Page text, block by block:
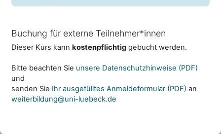
Buchung für externe Teilnehmer*innen
Dieser Kurs kann kostenpflichtig gebucht werden.
Bitte beachten Sie unsere Datenschutzhinweise (PDF)
und
senden Sie Ihr ausgefülltes Anmeldeformular (PDF) an
weiterbildung@uni-luebeck.de